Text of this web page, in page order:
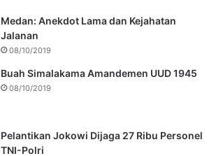
Medan: Anekdot Lama dan Kejahatan
Jalanan
08/10/2019
Buah Simalakama Amandemen UUD 1945
08/10/2019
Pelantikan Jokowi Dijaga 27 Ribu Personel
TNI-Polri